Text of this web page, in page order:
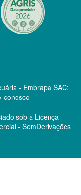
- Embrapa SAC:
conosco
sob a Licença
- SemDerivações